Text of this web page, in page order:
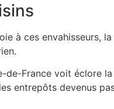
à ces envahisseurs,
de-France voit éclore
entrepôts devenus